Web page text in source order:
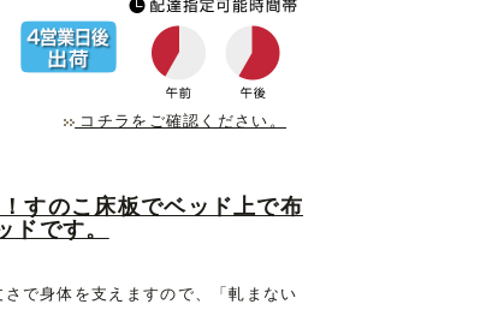
コチラをご確認ください。
すのこ床板でベッド上で布
ドです。
で身体を支えますので、「軋まない